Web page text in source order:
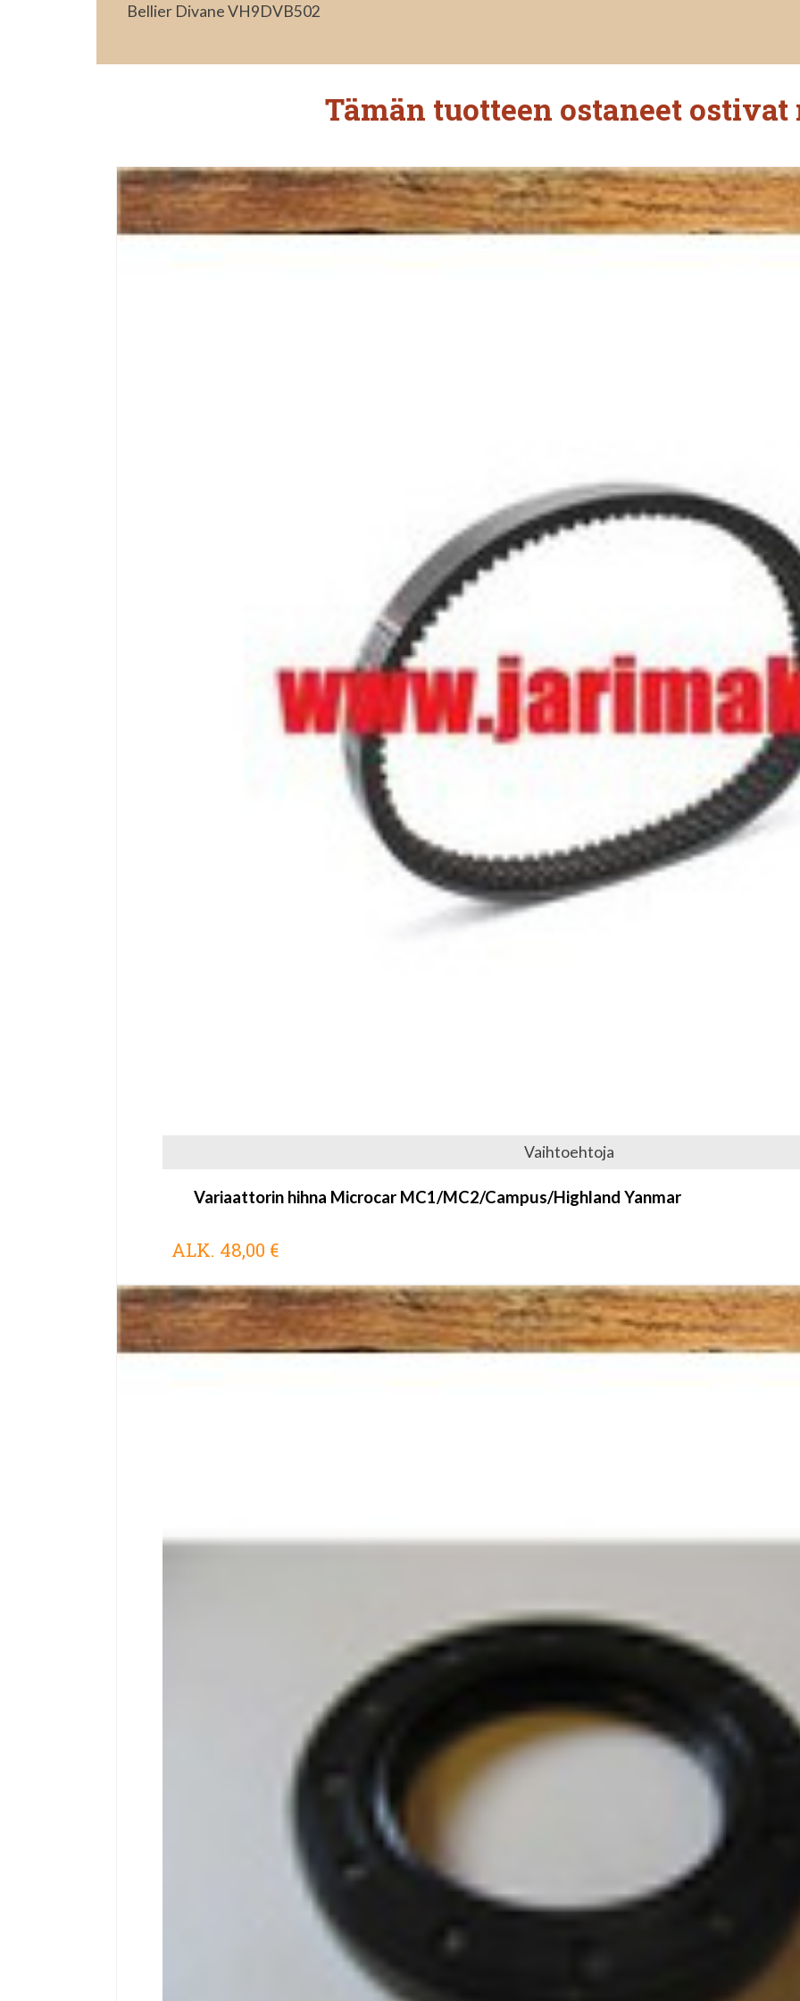
Bellier Divane VH9DVB502
Tämän tuotteen ostaneet ostivat
Vaihtoehtoja
Variaattorin hihna Microcar MC1/MC2/Campus/Highland Yanmar
ALK. 48,00 €